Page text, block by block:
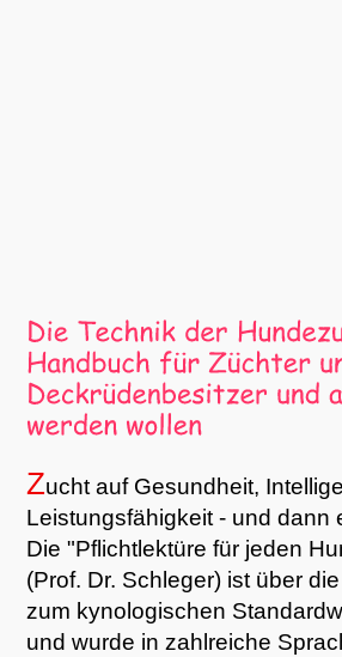
Zucht auf Gesundheit,
Leistungsfähigkeit - und dann
Die "Pflichtlektüre für jeden
(Prof. Dr. Schleger) ist über
zum kynologischen
und wurde in zahlreiche